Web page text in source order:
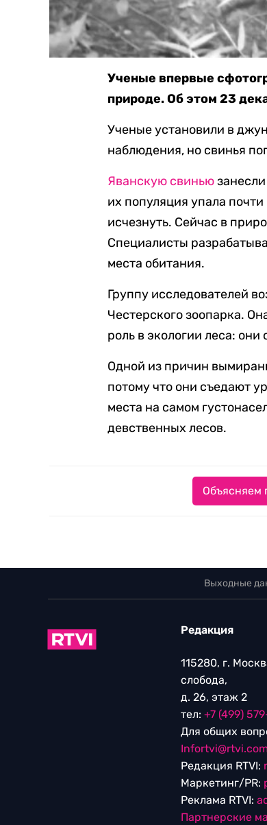
Ученые впервые
природе. Об этом 23
Ученые установили в
наблюдения, но свинья
Яванскую свинью
их популяция упала
исчезнуть. Сейчас в
Специалисты
места обитания.
Группу исследователей
Честерского зоопарка.
роль в экологии леса:
Одной из причин
потому что они съедают
места на самом
девственных лесов.
Объясняем
Выходные
Редакция
115280, г.
слобода,
д. 26, этаж 2
тел: +7 (499)
Для общих
Редакция RTVI:
Маркетинг/PR:
Реклама RTVI:
Партнерские